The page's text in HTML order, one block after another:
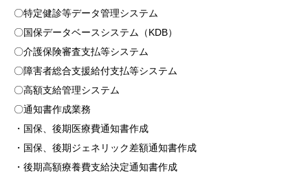
〇特定健診等データ管理システム
〇国保データベースシステム（KDB）
〇介護保険審査支払等システム
〇障害者総合支援給付支払等システム
〇高額支給管理システム
〇通知書作成業務
・国保、後期医療費通知書作成
・国保、後期ジェネリック差額通知書作成
・後期高額療養費支給決定通知書作成